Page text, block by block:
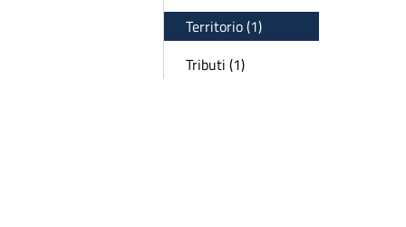
Territorio (1)
Tributi (1)